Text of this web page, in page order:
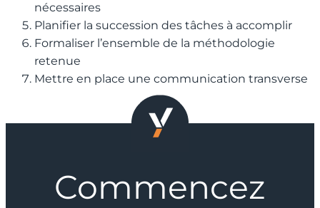
nécessaires
Planifier la succession des tâches à accomplir
Formaliser l’ensemble de la méthodologie
retenue
Mettre en place une communication transverse
Commencez